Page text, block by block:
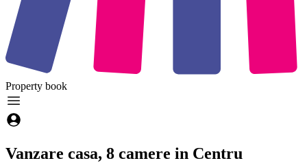
Property book
Vanzare casa, 8 camere in Centru